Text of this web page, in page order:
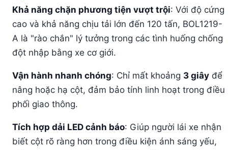
Khả năng chặn phương tiện vượt trội: Với độ cứng
cao và khả năng chịu tải lớn đến 120 tấn, BOL1219-
A là "rào chắn" lý tưởng trong các tình huống chống
đột nhập bằng xe cơ giới.
Vận hành nhanh chóng: Chỉ mất khoảng 3 giây để
nâng hoặc hạ cột, đảm bảo tính linh hoạt trong điều
phối giao thông.
Tích hợp dải LED cảnh báo: Giúp người lái xe nhận
biết cột rõ ràng hơn trong điều kiện ánh sáng yếu,